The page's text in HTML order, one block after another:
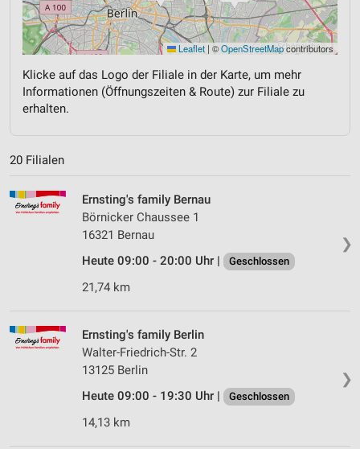
Leaflet | ©OpenStreetMapcontributors
Klicke auf das Logo der Filiale in der Karte, um mehr
Informationen (Öffnungszeiten & Route) zur Filiale zu
erhalten.
20 Filialen
❯
Ernsting's family Bernau
Börnicker Chaussee 1
16321 Bernau
Heute 09:00 - 20:00 Uhr |
Geschlossen
21,74 km
❯
Ernsting's family Berlin
Walter-Friedrich-Str. 2
13125 Berlin
Heute 09:00 - 19:30 Uhr |
Geschlossen
14,13 km